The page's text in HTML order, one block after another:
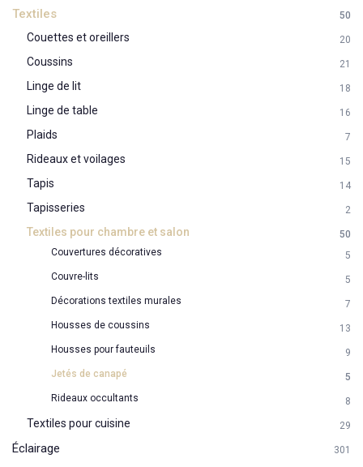
Textiles 50
Couettes et oreillers 20
Coussins 21
Linge de lit 18
Linge de table 16
Plaids 7
Rideaux et voilages 15
Tapis 14
Tapisseries 2
Textiles pour chambre et salon
50
Couvertures décoratives
5
Couvre-lits
5
Décorations textiles murales
7
Housses de coussins
13
Housses pour fauteuils
9
Jetés de canapé
5
Rideaux occultants
8
Textiles pour cuisine 29
Éclairage 301